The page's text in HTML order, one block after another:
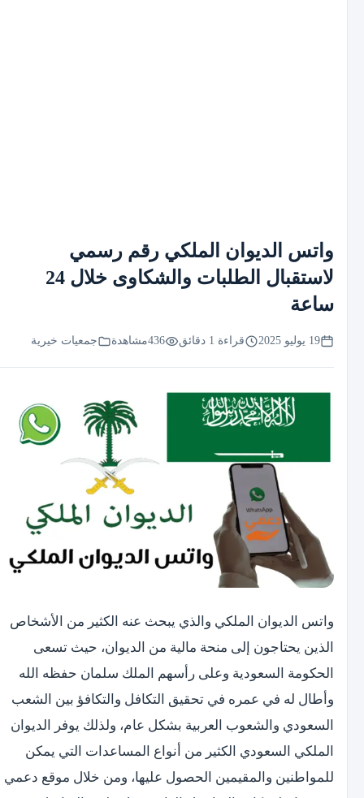
واتس الديوان الملكي رقم رسمي
لاستقبال الطلبات والشكاوى خلال 24
ساعة
19 يوليو 2025 قراءة 1 دقائق 436مشاهدة جمعيات خيرية
واتس الديوان الملكي والذي يبحث عنه الكثير من الأشخاص
الذين يحتاجون إلى منحة مالية من الديوان، حيث تسعى
الحكومة السعودية وعلى رأسهم الملك سلمان حفظه الله
وأطال له في عمره في تحقيق التكافل والتكافؤ بين الشعب
السعودي والشعوب العربية بشكل عام، ولذلك يوفر الديوان
الملكي السعودي الكثير من أنواع المساعدات التي يمكن
للمواطنين والمقيمين الحصول عليها، ومن خلال موقع دعمي